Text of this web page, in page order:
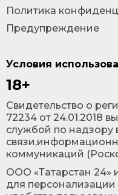
Условия
18+
Cвидетельство о
72234 от 24.01.2018
службой по надзору
коммуникаций
ООО «Татарстан 24»
для
Политика
Предупреждение